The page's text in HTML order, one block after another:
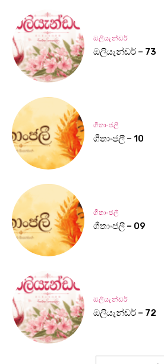
ඔලියැන්ඩර්
ඔලියැන්ඩර් – 73
ගීතාංජලී
ගීතාංජලී – 10
ගීතාංජලී
ගීතාංජලී – 09
ඔලියැන්ඩර්
ඔලියැන්ඩර් – 72